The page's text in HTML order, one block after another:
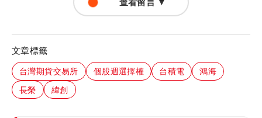
文章標籤
台灣期貨交易所 個股週選擇權 台積電
鴻海
長榮
緯創